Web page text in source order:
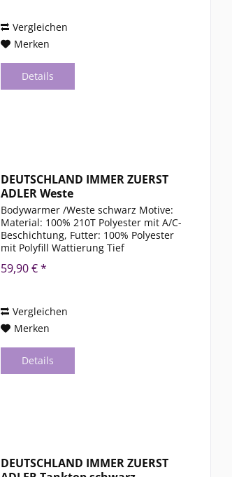
Vergleichen
Merken
Details
DEUTSCHLAND IMMER ZUERST
ADLER Weste
Bodywarmer /Weste schwarz Motive:
Material: 100% 210T Polyester mit A/C-
Beschichtung, Futter: 100% Polyester
mit Polyfill Wattierung Tief
Windbremse, 2 Vordertaschen,
59,90 € *
Vergleichen
Merken
Details
DEUTSCHLAND IMMER ZUERST